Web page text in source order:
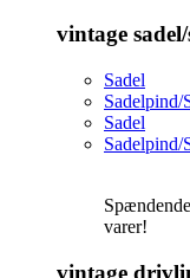
vintage
Sadel
Sadelpind/
Sadel
Sadelpind/
varer!
vintage